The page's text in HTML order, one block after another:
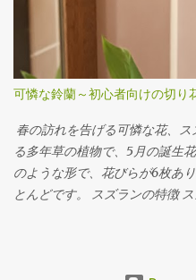
可憐な鈴蘭～初心者向けの切り
春の訪れを告げる可憐な花、
る多年草の植物で、5月の誕生
のような形で、花びらが6枚あ
とんどです。 スズランの特徴